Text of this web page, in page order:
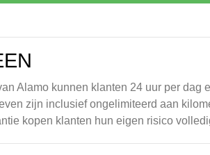
Alamo kunnen klanten 24 uur per dag
zijn inclusief ongelimiteerd aan
kopen klanten hun eigen risico